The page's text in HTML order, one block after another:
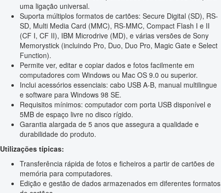
uma ligação universal.
Suporta múltiplos formatos de cartões: Secure Digital (SD), RS-
SD, Multi Media Card (MMC), RS-MMC, Compact Flash I e II
(CF I, CF II), IBM Microdrive (MD), e várias versões de Sony
Memorystick (incluindo Pro, Duo, Duo Pro, Magic Gate e Select
Function).
Permite ver, editar e copiar dados e fotos facilmente em
computadores com Windows ou Mac OS 9.0 ou superior.
Inclui acessórios essenciais: cabo USB A-B, manual multilingue
e software para Windows 98 SE.
Requisitos mínimos: computador com porta USB disponível e
5MB de espaço livre no disco rígido.
Garantia alargada de 5 anos que assegura a qualidade e
durabilidade do produto.
Utilizações típicas:
Transferência rápida de fotos e ficheiros a partir de cartões de
memória para computadores.
Edição e gestão de dados armazenados em diferentes formatos